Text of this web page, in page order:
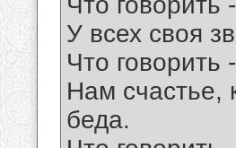
У всех своя
Что говорить -
Нам счастье,
беда.